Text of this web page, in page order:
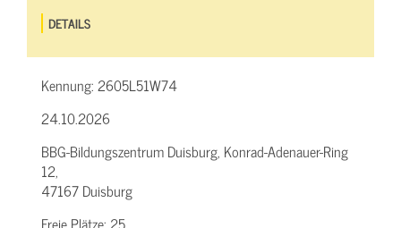
DETAILS
Kennung:2605L51W74
24.10.2026
BBG-Bildungszentrum Duisburg, Konrad-Adenauer-Ring
12,
47167 Duisburg
Freie Plätze: 25